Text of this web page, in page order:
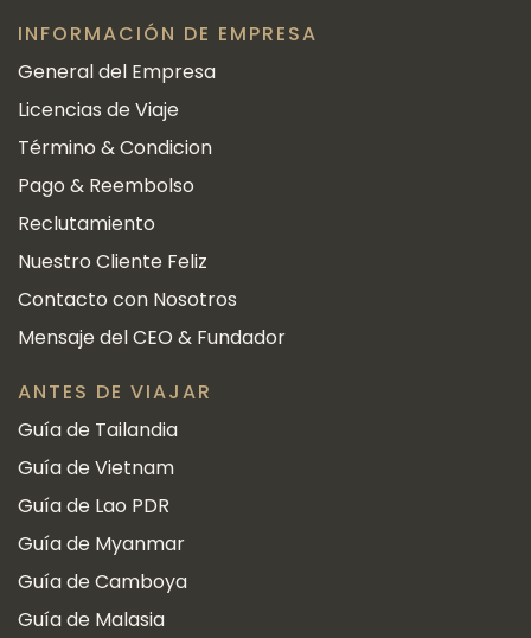
INFORMACIÓN DE EMPRESA
General del Empresa
Licencias de Viaje
Término & Condicion
Pago & Reembolso
Reclutamiento
Nuestro Cliente Feliz
Contacto con Nosotros
Mensaje del CEO & Fundador
ANTES DE VIAJAR
Guía de Tailandia
Guía de Vietnam
Guía de Lao PDR
Guía de Myanmar
Guía de Camboya
Guía de Malasia